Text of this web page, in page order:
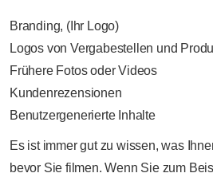
Branding, (Ihr Logo)
Logos von Vergabestellen und
Frühere Fotos oder Videos
Kundenrezensionen
Benutzergenerierte Inhalte
Es ist immer gut zu wissen, was
bevor Sie filmen. Wenn Sie zum